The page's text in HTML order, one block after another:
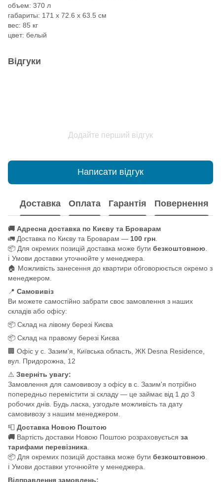
объем: 370 л
габариты: 171 х 72.6 х 63.5 см
вес: 85 кг
цвет: белый
Відгуки
Додайте перший відгук
Написати відгук
Доставка Оплата Гарантія Повернення
🚚 Адресна доставка по Києву та Броварам
🚛 Доставка по Києву та Броварам — 100 грн
📦 Для окремих позицій доставка може бути безкоштовною
ℹ️ Умови доставки уточнюйте у менеджера.
🏠 Можливість занесення до квартири обговорюється окремо з
менеджером.
📍 Самовивіз
Ви можете самостійно забрати своє замовлення з наших
складів або офісу:
📦 Склад на лівому березі Києва
📦 Склад на правому березі Києва
🏢 Офіс у с. Зазим'я, Київська область, ЖК Desna Residence,
вул. Придорожна, 12
⚠️ Зверніть увагу:
Замовлення для самовивозу з офісу в с. Зазим'я потрібно
попередньо перемістити зі складу — це займає від 1 до 3
робочих днів. Будь ласка, узгодьте можливість та дату
самовивозу з нашим менеджером.
📮 Доставка Новою Поштою
🚚 Вартість доставки Новою Поштою розраховується за
тарифами перевізника
📦 Для окремих позицій доставка може бути безкоштовною
ℹ️ Умови доставки уточнюйте у менеджера.
Відправлення замовлень: